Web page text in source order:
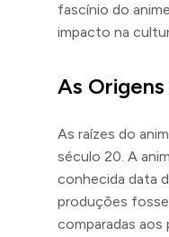
fascínio do
impacto na
As
As raízes do
século 20. A
conhecida data
produções
comparadas aos